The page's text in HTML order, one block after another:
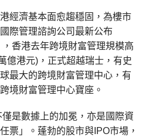
經濟基本面愈趨穩固，為樓市
際管理諮詢公司最新公布
，香港去年跨境財富管理規模高
億港元)，正式超越瑞士，有史
最大的跨境財富管理中心，有
境財富管理中心寶座。
是數據上的加冕，亦是國際資
票」。蓬勃的股市與IPO市場，